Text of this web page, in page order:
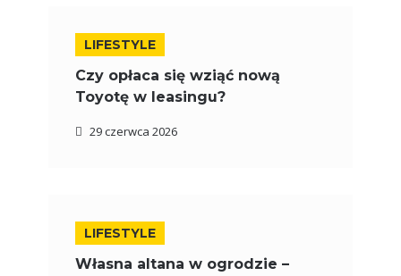
LIFESTYLE
Czy opłaca się wziąć nową
Toyotę w leasingu?
29 czerwca 2026
LIFESTYLE
Własna altana w ogrodzie –